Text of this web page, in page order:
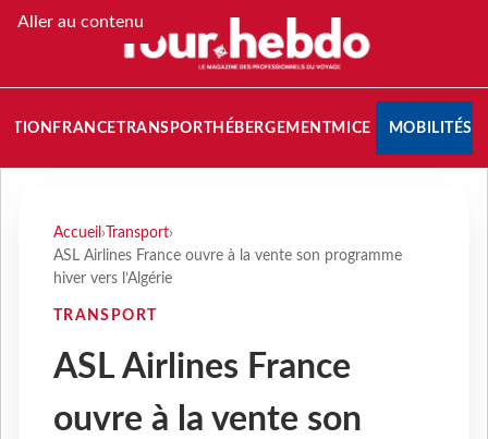
Aller au contenu
FRANCETRANSPORT HÉBERGEMENTMICE MOBILITÉS
Accueil › Transport›
ASL Airlines France ouvre à la vente son programme
hiver vers l’Algérie
TRANSPORT
ASL Airlines France
ouvre à la vente son